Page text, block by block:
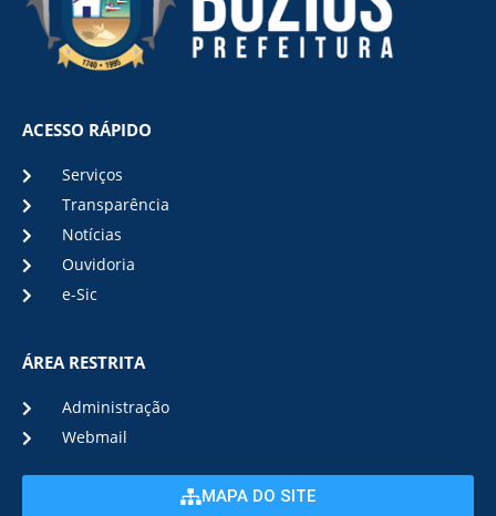
ACESSO RÁPIDO
Serviços
Transparência
Notícias
Ouvidoria
e-Sic
ÁREA RESTRITA
Administração
Webmail
MAPA DO SITE